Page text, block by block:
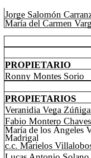
Jorge Salomón
María del Carmen
PROPIETARIO
Ronny Montes Sorio
PROPIETARIOS
Veranidia Vega Zúñiga
Fabio Montero Chaves
María de los Ángeles
Madrigal
c.c. Marielos